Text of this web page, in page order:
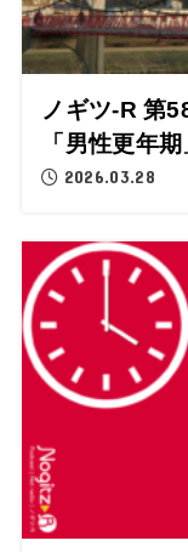
ノギツ-R 第
「男性更年期
2026.03.28